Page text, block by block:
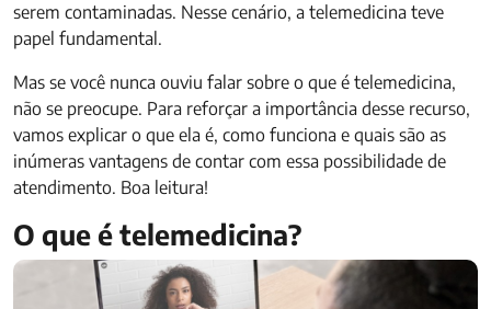
serem contaminadas. Nesse cenário, a telemedicina teve
papel fundamental.
Mas se você nunca ouviu falar sobre o que é telemedicina,
não se preocupe. Para reforçar a importância desse recurso,
vamos explicar o que ela é, como funciona e quais são as
inúmeras vantagens de contar com essa possibilidade de
atendimento. Boa leitura!
O que é telemedicina?